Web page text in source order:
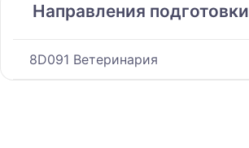
Направления подготовки
8D091 Ветеринария